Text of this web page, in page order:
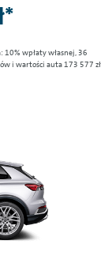
10% wpłaty własnej, 36
i wartości auta 173 577 zł